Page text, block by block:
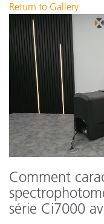
Return to Gallery
Comment
série Ci7000